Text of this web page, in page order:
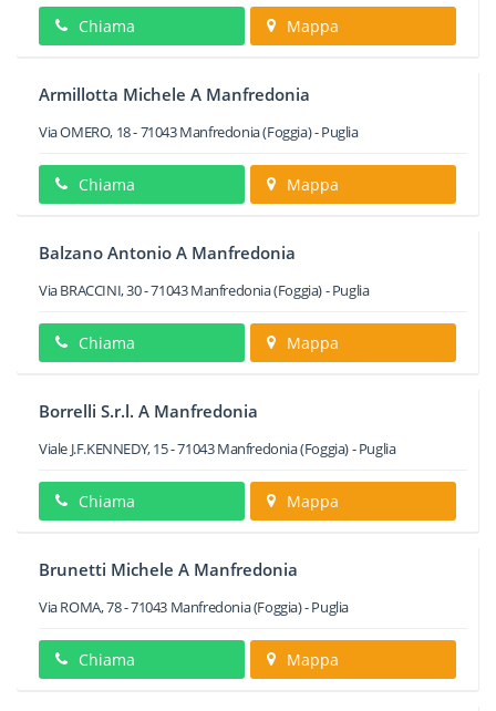
Chiama Mappa
Armillotta Michele A Manfredonia
Via OMERO, 18-71043Manfredonia(Foggia) -Puglia
Chiama Mappa
Balzano Antonio A Manfredonia
Via BRACCINI, 30-71043Manfredonia(Foggia) -Puglia
Chiama Mappa
Borrelli S.r.l. A Manfredonia
Viale J.F.KENNEDY, 15-71043Manfredonia(Foggia) -Puglia
Chiama Mappa
Brunetti Michele A Manfredonia
Via ROMA, 78-71043 Manfredonia(Foggia) -Puglia
Chiama Mappa